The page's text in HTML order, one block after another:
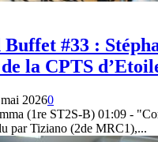
#33 :
la CPTS
20260
(1re ST2S-B) 01:09 -
par Tiziano (2de MRC1),...